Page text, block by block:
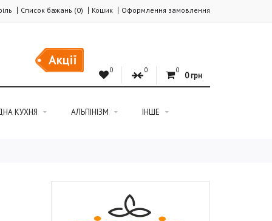
Список бажань (0) Кошик Оформлення замовлення
Акції
0 0 0
0 грн
КУХНЯ АЛЬПІНІЗМ ІНШЕ